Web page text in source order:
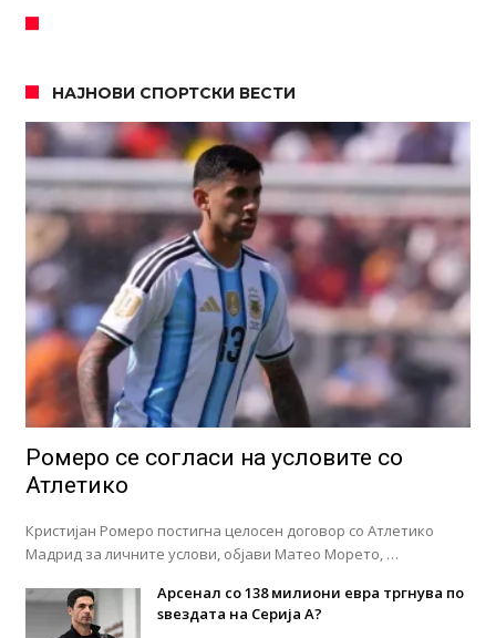
НАЈНОВИ СПОРТСКИ ВЕСТИ
Ромеро се согласи на условите со
Атлетико
Кристијан Ромеро постигна целосен договор со Атлетико
Мадрид за личните услови, објави Матео Морето, …
Арсенал со 138 милиони евра тргнува по
ѕвездата на Серија А?